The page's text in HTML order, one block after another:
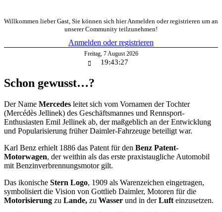
Willkommen lieber Gast, Sie können sich hier Anmelden oder registrieren um an
unserer Community teilzunehmen!
Anmelden oder registrieren
Freitag, 7August 2026
19:43:27
Schon gewusst…?
Der Name Mercedes leitet sich vom Vornamen der Tochter
(Mercédès Jellinek) des Geschäftsmannes und Rennsport-
Enthusiasten Emil Jellinek ab, der maßgeblich an der Entwicklung
und Popularisierung früher Daimler-Fahrzeuge beteiligt war.
Karl Benz erhielt 1886 das Patent für den Benz Patent-
Motorwagen, der weithin als das erste praxistaugliche Automobil
mit Benzinverbrennungsmotor gilt.
Das ikonische Stern Logo, 1909 als Warenzeichen eingetragen,
symbolisiert die Vision von Gottlieb Daimler, Motoren für die
Motorisierung zu Lande, zu Wasser und in derLuft einzusetzen.